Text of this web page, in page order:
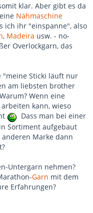
klar. Aber gibt es da
Nähmaschine
ich ihr "einspanne", also
, Madeira usw. - no-
Overlockgarn, das
"meine Sticki läuft nur
am liebsten brother
Wenn eine
kann, wieso
Dass man bei einer
Sortiment aufgebaut
Marke dann
Untergarn nehmen?
Garn mit dem
Erfahrungen?